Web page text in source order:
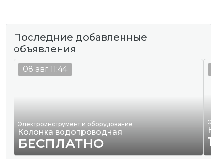
Последние добавленные
объявления
Электроинструмент и оборудование
Колонка водопроводная
БЕСПЛАТНО
08 авг 11:44